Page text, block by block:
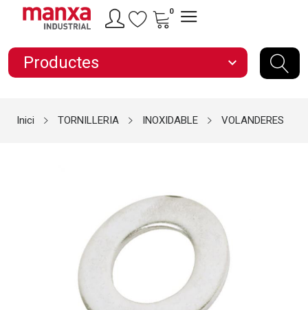
0
Productes expand_more
Inici TORNILLERIA INOXIDABLE VOLANDERES